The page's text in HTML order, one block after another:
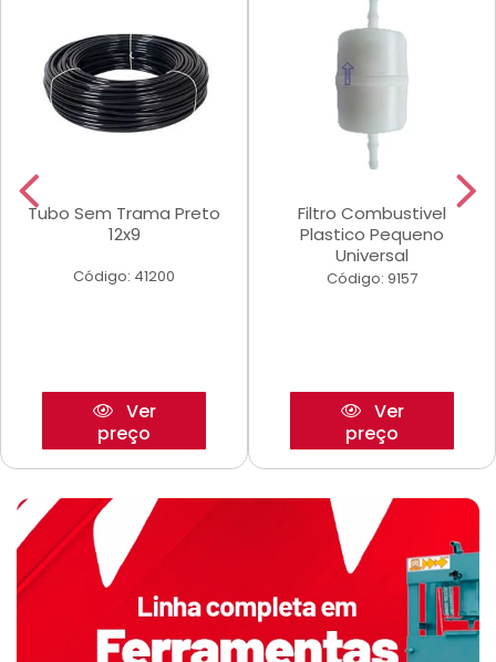
Tubo Sem Trama Preto
12x9
Código: 41200
Ver
preço
Filtro Combustivel
Plastico Pequeno
Universal
Código: 9157
Ver
preço